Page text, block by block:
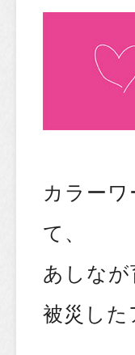
カラー
て、
あしなが
被災し